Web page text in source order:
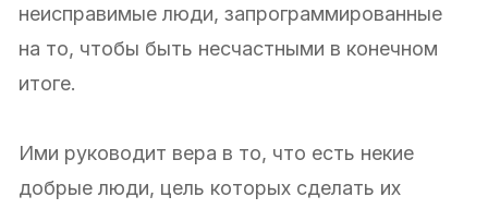
неисправимые люди, запрограммированные
на то, чтобы быть несчастными в конечном
итоге.
Ими руководит вера в то, что есть некие
добрые люди, цель которых сделать их